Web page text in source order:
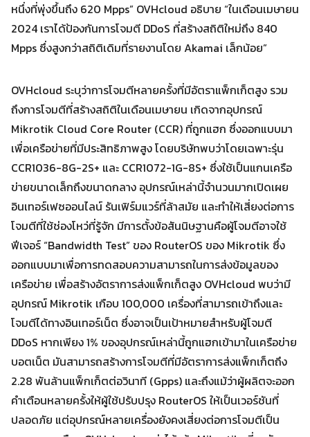
Search
for:
หนึ่งที่พุ่งขึ้นถึง 620 Mpps” OVHcloud อธิบาย “ในเดือนเมษายน
2024 เราได้ป้องกันการโจมตี DDoS ที่สร้างสถิติใหม่ถึง 840
Mpps ซึ่งสูงกว่าสถิติเดิมที่รายงานโดย Akamai เล็กน้อย”
OVHcloud ระบุว่าการโจมตีหลายครั้งที่มีอัตราแพ็กเก็ตสูง รวม
ถึงการโจมตีที่สร้างสถิติในเดือนเมษายน เกิดจากอุปกรณ์
Mikrotik Cloud Core Router (CCR) ที่ถูกแฮก ซึ่งออกแบบมา
เพื่อเครือข่ายที่มีประสิทธิภาพสูง โดยบริษัทพบว่าโดยเฉพาะรุ่น
CCR1036-8G-2S+ และ CCR1072-1G-8S+ ซึ่งใช้เป็นแกนเครือ
ข่ายขนาดเล็กถึงขนาดกลาง อุปกรณ์เหล่านี้จำนวนมากเปิดเผย
อินเทอร์เฟซออนไลน์ รันเฟิร์มแวร์ที่ล้าสมัย และทำให้เสี่ยงต่อการ
โจมตีที่ใช้ช่องโหว่ที่รู้จัก มีการตั้งข้อสันนิษฐานคือผู้โจมตีอาจใช้
ฟีเจอร์ “Bandwidth Test” ของ RouterOS ของ Mikrotik ซึ่ง
ออกแบบมาเพื่อการทดสอบความสามารถในการส่งข้อมูลของ
เครือข่าย เพื่อสร้างอัตราการส่งแพ็กเก็ตสูง OVHcloud พบว่ามี
อุปกรณ์ Mikrotik เกือบ 100,000 เครื่องที่สามารถเข้าถึงและ
โจมตีได้ทางอินเทอร์เน็ต ซึ่งอาจเป็นเป้าหมายสำหรับผู้โจมตี
DDoS หากเพียง 1% ของอุปกรณ์เหล่านี้ถูกแฮกเข้ามาในเครือข่าย
บอตเน็ต มันสามารถสร้างการโจมตีที่มีอัตราการส่งแพ็กเก็ตถึง
2.28 พันล้านแพ็กเก็ตต่อวินาที (Gpps) และถึงแม้ว่าผู้ผลิตจะออก
คำเตือนหลายครั้งให้ผู้ใช้ปรับปรุง RouterOS ให้เป็นเวอร์ชันที่
ปลอดภัย แต่อุปกรณ์หลายเครื่องยังคงเสี่ยงต่อการโจมตีเป็น